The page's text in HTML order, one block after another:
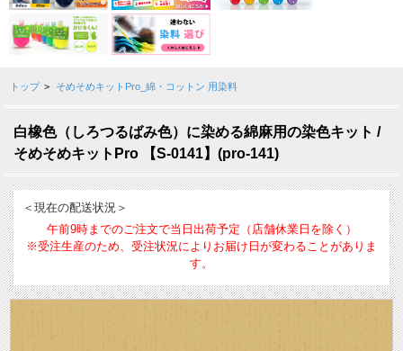
トップ > そめそめキットPro_綿・コットン 用染料
白橡色（しろつるばみ色）に染める綿麻用の染色キット /
そめそめキットPro 【S-0141】(pro-141)
＜現在の配送状況＞
午前9時までのご注文で当日出荷予定（店舗休業日を除く）
※受注生産のため、受注状況によりお届け日が変わることがありま
す。